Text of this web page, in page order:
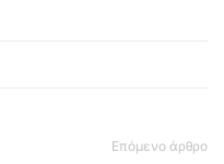
Επόμενο άρθρο